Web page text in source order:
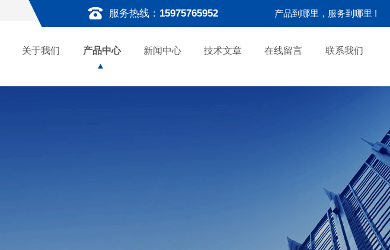
服务热线： 15975765952 产品到哪里，服务到哪里 !
关于我们 产品中心 新闻中心 技术文章 在线留言 联系我们